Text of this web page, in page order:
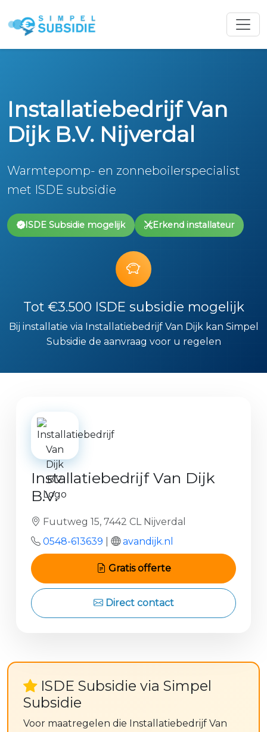
Installatiebedrijf Van
Dijk B.V. Nijverdal
Warmtepomp- en zonneboilerspecialist
met ISDE subsidie
ISDE Subsidie mogelijk Erkend installateur
Tot €3.500 ISDE subsidie mogelijk
Bij installatie via Installatiebedrijf Van Dijk kan Simpel
Subsidie de aanvraag voor u regelen
Installatiebedrijf Van Dijk
B.V.
Fuutweg 15, 7442 CL Nijverdal
0548-613639
avandijk.nl
Gratis offerte
Direct contact
ISDE Subsidie via Simpel
Subsidie
Voor maatregelen die Installatiebedrijf Van